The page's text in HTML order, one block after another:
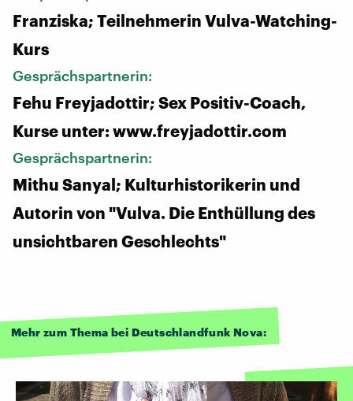
Franziska; Teilnehmerin Vulva-Watching-
Kurs
Gesprächspartnerin:
Fehu Freyjadottir; Sex Positiv-Coach,
Kurse unter: www.freyjadottir.com
Gesprächspartnerin:
Mithu Sanyal; Kulturhistorikerin und
Autorin von "Vulva. Die Enthüllung des
unsichtbaren Geschlechts"
Mehr zum Thema bei Deutschlandfunk Nova: